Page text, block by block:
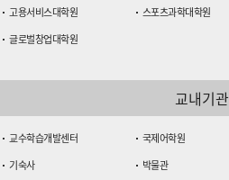
고용서비스대학원
스포츠과학대학원
글로벌창업대학원
교내기관
교수학습개발센터 국제어학원
기숙사
박물관